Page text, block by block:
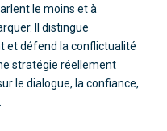
le moins et à
Il distingue
et défend la conflictualité
stratégie réellement
le dialogue, la confiance,